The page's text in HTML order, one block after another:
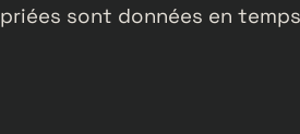
sont données en